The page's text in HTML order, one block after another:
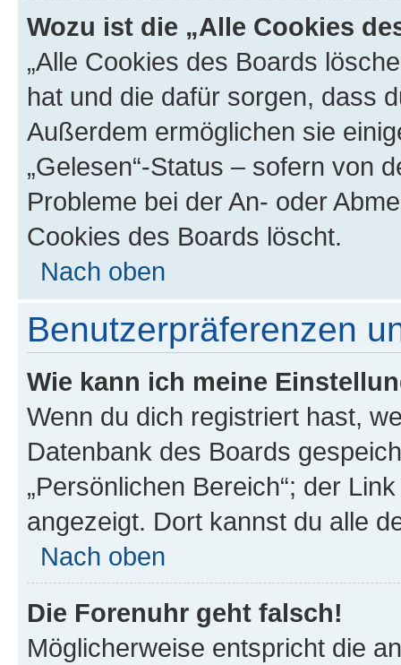
Wozu ist die „Alle Cookies
„Alle Cookies des Boards
hat und die dafür sorgen, dass
Außerdem ermöglichen sie
„Gelesen“-Status – sofern von
Probleme bei der An- oder
Cookies des Boards löscht.
Nach oben
Benutzerpräferenzen
Wie kann ich meine
Wenn du dich registriert hast,
Datenbank des Boards
„Persönlichen Bereich“; der
angezeigt. Dort kannst du alle
Nach oben
Die Forenuhr geht falsch!
Möglicherweise entspricht die